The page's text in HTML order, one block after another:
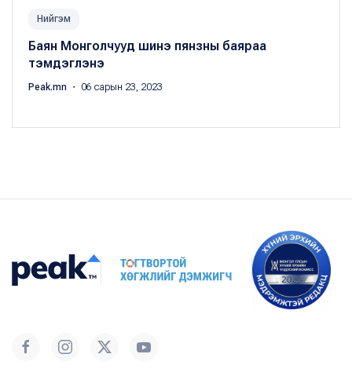
Нийгэм
Баян Монголчууд шинэ пянзны баяраа
тэмдэглэнэ
Peak.mn ・ 06 сарын 23, 2023